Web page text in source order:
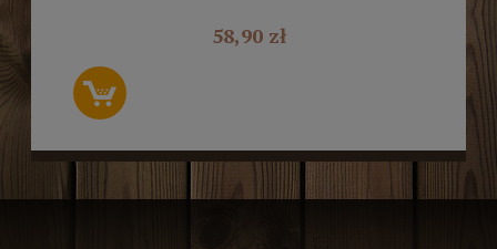
58,90 zł